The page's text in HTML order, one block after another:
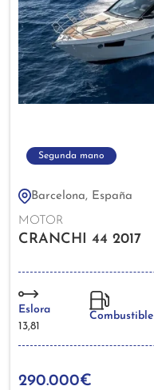
Segunda mano
Barcelona, España
MOTOR
CRANCHI 44 2017
Eslora
13,81
Combustible
290.000€